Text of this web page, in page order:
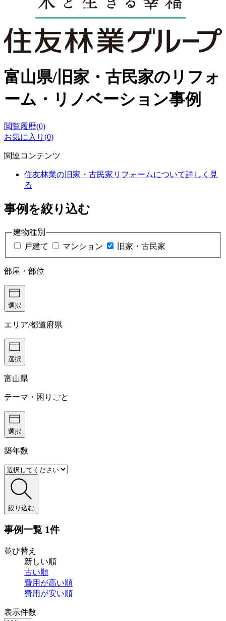
富山県/旧家・古民家のリフォ
ーム・リノベーション事例
閲覧履歴(0)
お気に入り(0)
関連コンテンツ
住友林業の旧家・古民家リフォームについて詳しく見
る
事例を絞り込む
建物種別
戸建て
マンション 旧家・古民家
部屋・部位
選択
エリア/都道府県
選択
富山県
テーマ・困りごと
選択
築年数
絞り込む
事例一覧 1件
並び替え
新しい順
古い順
費用が高い順
費用が安い順
表示件数